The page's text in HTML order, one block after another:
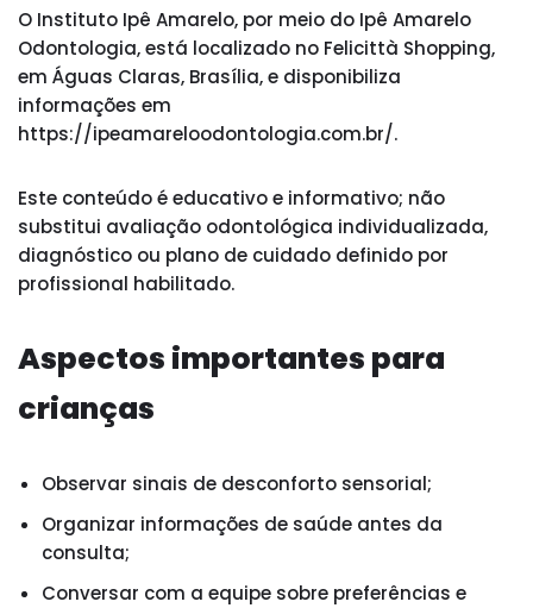
O Instituto Ipê Amarelo, por meio do Ipê Amarelo
Odontologia, está localizado no Felicittà Shopping,
em Águas Claras, Brasília, e disponibiliza
informações em
https://ipeamareloodontologia.com.br/.
Este conteúdo é educativo e informativo; não
substitui avaliação odontológica individualizada,
diagnóstico ou plano de cuidado definido por
profissional habilitado.
Aspectos importantes para
crianças
Observar sinais de desconforto sensorial;
Organizar informações de saúde antes da
consulta;
Conversar com a equipe sobre preferências e